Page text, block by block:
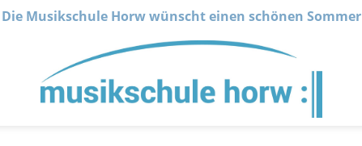
Die Musikschule Horw wünscht einen schönen Sommer